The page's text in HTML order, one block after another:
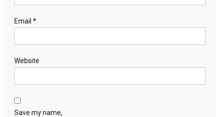
Email *
Website
Save my name,